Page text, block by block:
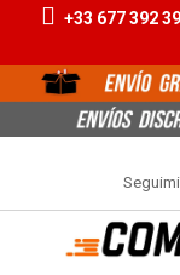
+33 677 392